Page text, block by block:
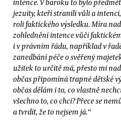
jezuity, kteří stranili vůli a
roli faktického výsledku. Míra
zohlednění intence vůči
i v právním řádu, například v
zanedbání péče o svěřený
užitek to určitě má, přesto mi
občas připomíná trapné dětské
občas dělám i to, co vlastně
všechno to, co chci? Přece se
a tvrdit, že to nejsem já.“